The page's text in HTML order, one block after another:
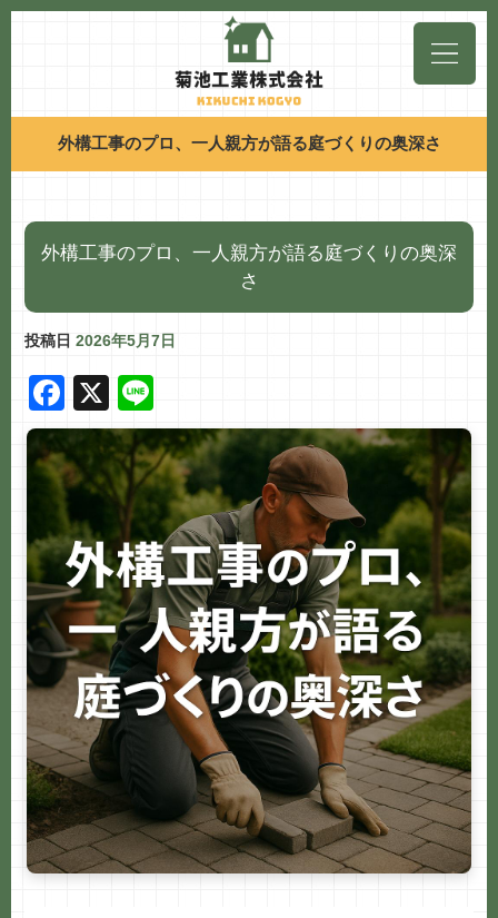
外構工事のプロ、一人親方が語る庭づくりの奥深さ
外構工事のプロ、一人親方が語る庭づくりの奥深
さ
投稿日 2026年5月7日
F
a
c
e
b
o
o
k
X
n
e